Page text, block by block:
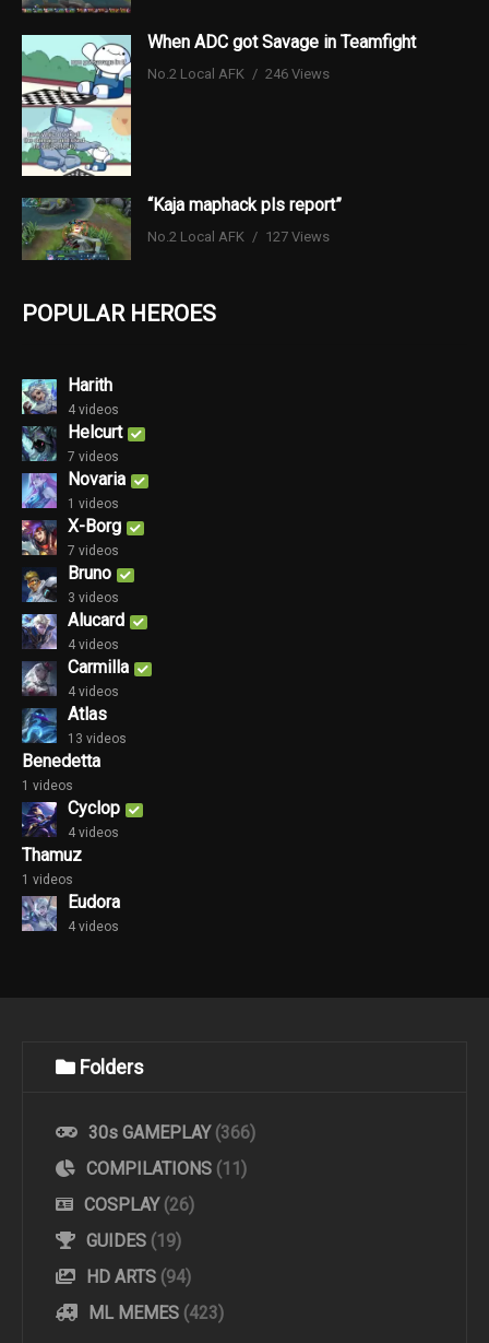
When ADC got Savage in Teamfight
No.2 Local AFK 246 Views
“Kaja maphack pls report”
No.2 Local AFK 127 Views
POPULAR HEROES
Harith
4 videos
Helcurt
7 videos
Novaria
1 videos
X-Borg
7 videos
Bruno
3 videos
Alucard
4 videos
Carmilla
4 videos
Atlas
13 videos
Benedetta
1 videos
Cyclop
4 videos
Thamuz
1 videos
Eudora
4 videos
Folders
30s GAMEPLAY (366)
COMPILATIONS (11)
COSPLAY (26)
GUIDES (19)
HD ARTS (94)
ML MEMES (423)